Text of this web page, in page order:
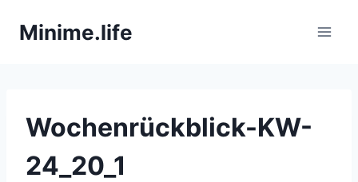
InhaltMinime.life
Wochenrückblick-KW-
24_20_1